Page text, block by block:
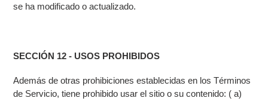
se ha modificado o actualizado.
SECCIÓN 12 - USOS PROHIBIDOS
Además de otras prohibiciones establecidas en los Términos
de Servicio, tiene prohibido usar el sitio o su contenido: ( a)